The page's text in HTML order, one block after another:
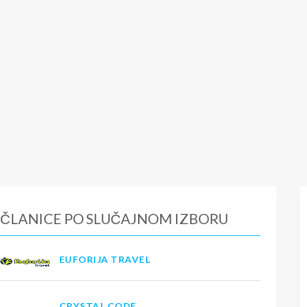
ČLANICE PO SLUČAJNOM IZBORU
EUFORIJA TRAVEL